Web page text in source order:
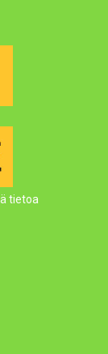
tietoa